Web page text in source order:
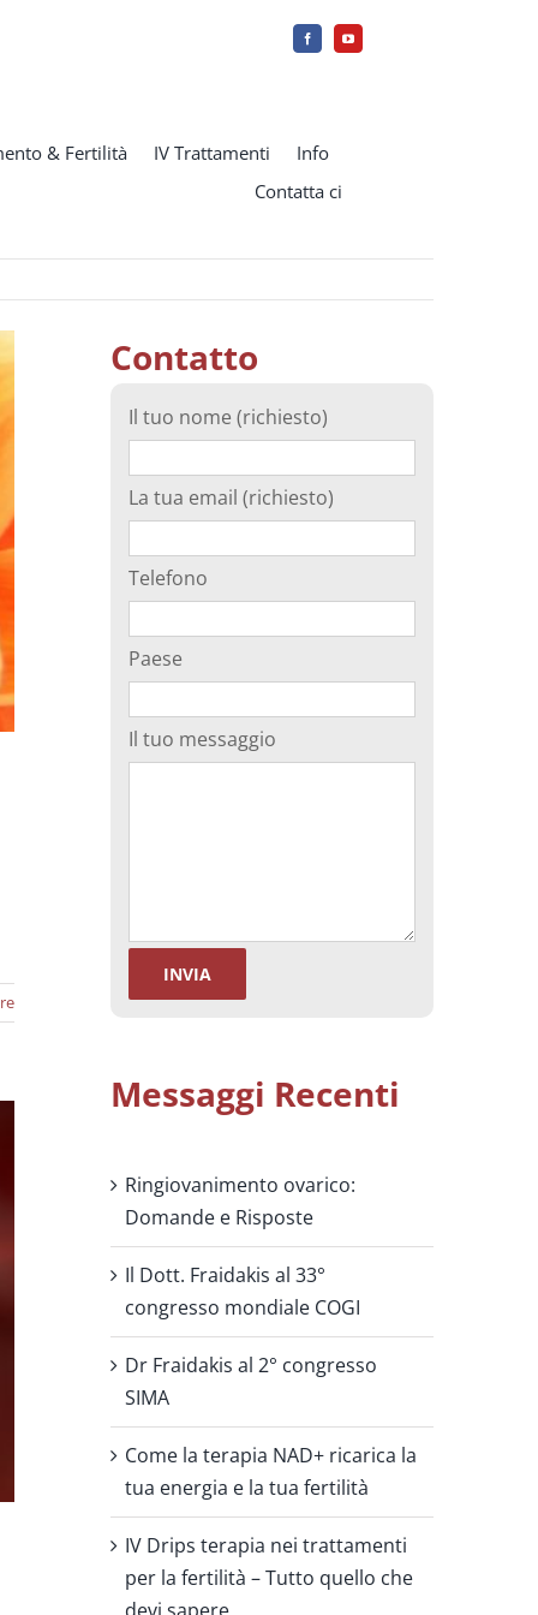
& Fertilità IV Trattamenti
Info
Contatta ci
Contatto
Il tuo nome (richiesto)
La tua email (richiesto)
Telefono
Paese
Il tuo messaggio
Messaggi Recenti
Ringiovanimento ovarico:
Domande e Risposte
Il Dott. Fraidakis al 33°
congresso mondiale COGI
Dr Fraidakis al 2° congresso
SIMA
Come la terapia NAD+ ricarica la
tua energia e la tua fertilità
IV Drips terapia nei trattamenti
per la fertilità – Tutto quello che